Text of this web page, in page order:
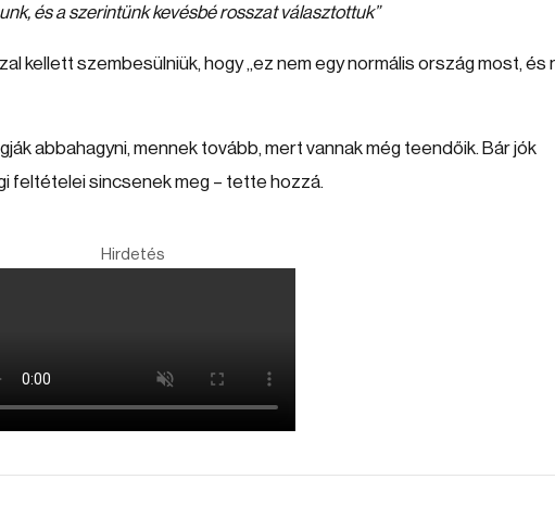
és a szerintünk kevésbé rosszat választottuk”
kellett szembesülniük, hogy „ez nem egy normális ország most, és
abbahagyni, mennek tovább, mert vannak még teendőik. Bár jók
feltételei sincsenek meg – tette hozzá.
Hirdetés